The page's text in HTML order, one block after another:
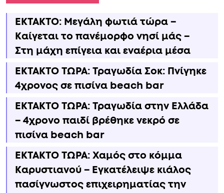
ΕΚΤΑΚΤΟ: Μεγάλη φωτιά τώρα –
Καίγεται το πανέμορφο νησί μάς –
Στη μάχη επίγεια και εναέρια μέσα
ΕΚΤΑΚΤΟ ΤΩΡΑ: Τραγωδία Σοκ: Πνίγηκε
4χρονος σε πισίνα beach bar
ΕΚΤΑΚΤΟ ΤΩΡΑ: Τραγωδία στην Ελλάδα
– 4χρονο παιδί βρέθηκε νεκρό σε
πισίνα beach bar
ΕΚΤΑΚΤΟ ΤΩΡΑ: Χαμός στο κόμμα
Καρυστιανού – Εγκατέλειψε κιάλος
πασίγνωστος επιχειρηματίας την